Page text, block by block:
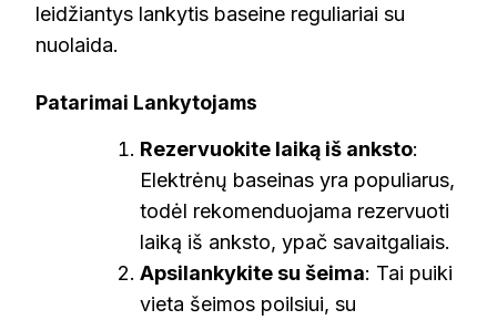
leidžiantys lankytis baseine reguliariai su
nuolaida.
Patarimai Lankytojams
Rezervuokite laiką iš anksto:
Elektrėnų baseinas yra populiarus,
todėl rekomenduojama rezervuoti
laiką iš anksto, ypač savaitgaliais.
Apsilankykite su šeima: Tai puiki
vieta šeimos poilsiui, su